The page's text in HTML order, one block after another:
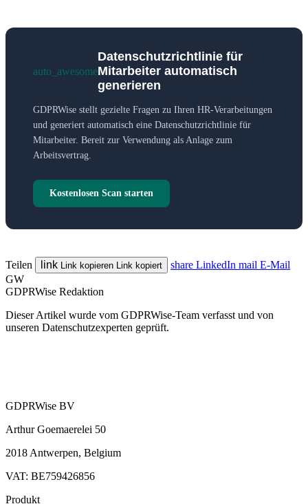
auto_awesome
Datenschutzrichtlinie für
Mitarbeiter automatisch
generieren
GDPRWise stellt gezielte Fragen zu Ihren HR-Verarbeitungen
und generiert automatisch eine Datenschutzrichtlinie für
Mitarbeiter. Bereit zur Verwendung als Anlage zum
Arbeitsvertrag.
Kostenlosen Scan starten
Teilen link Link kopieren Link kopiert share LinkedIn mail E-Mail
GW
GDPRWise Redaktion
Dieser Artikel wurde vom GDPRWise-Team verfasst und von
unseren Datenschutzexperten geprüft.
GDPRWise BV
Arthur Goemaerelei 50
2018 Antwerpen, Belgium
VAT: BE759426856
Produkt